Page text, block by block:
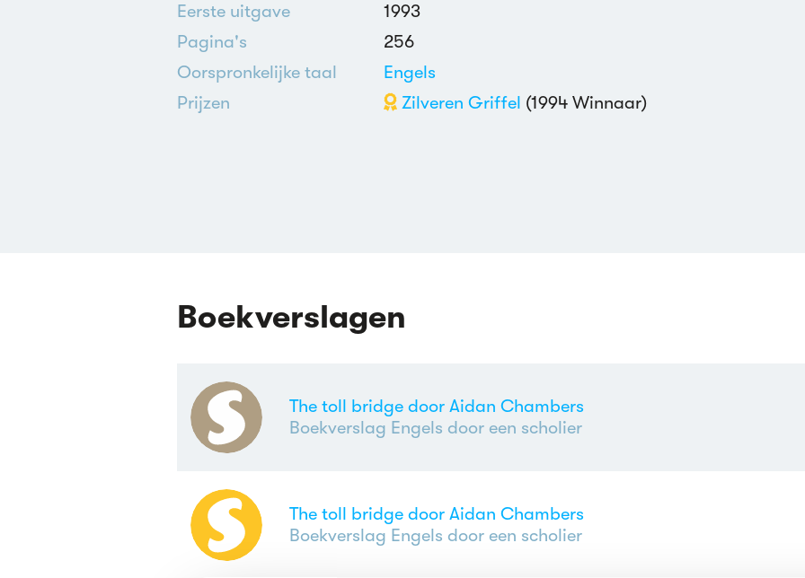
Eerste uitgave
1993
Pagina's
256
Oorspronkelijke taal
Engels
Prijzen
Zilveren Griffel (1994 Winnaar)
Boekverslagen
The toll bridge door Aidan Chambers
Boekverslag Engels door een scholier
The toll bridge door Aidan Chambers
Boekverslag Engels door een scholier